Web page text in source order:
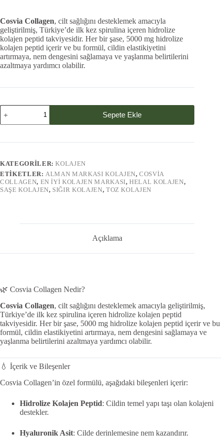
₺2.970,00.
₺2.850,00.
Cosvia Collagen, cilt sağlığını desteklemek amacıyla
geliştirilmiş, Türkiye’de ilk kez spirulina içeren hidrolize
kolajen peptid takviyesidir. Her bir şase, 5000 mg hidrolize
kolajen peptid içerir ve bu formül, cildin elastikiyetini
artırmaya, nem dengesini sağlamaya ve yaşlanma belirtilerini
azaltmaya yardımcı olabilir.
3
Paket
Cosvia
adet
Sepete Ekle
KATEGORILER:KOLAJEN
ETIKETLER: ALMAN MARKASI KOLAJEN,COSVIA
COLLAGEN, EN IYI KOLAJEN MARKASI,HELAL KOLAJEN,
SAŞE KOLAJEN, SIĞIR KOLAJEN, TOZ KOLAJEN
Açıklama
🌿 Cosvia Collagen Nedir?
Cosvia Collagen, cilt sağlığını desteklemek amacıyla geliştirilmiş,
Türkiye’de ilk kez spirulina içeren hidrolize kolajen peptid
takviyesidir. Her bir şase, 5000 mg hidrolize kolajen peptid içerir ve bu
formül, cildin elastikiyetini artırmaya, nem dengesini sağlamaya ve
yaşlanma belirtilerini azaltmaya yardımcı olabilir.
💧 İçerik ve Bileşenler
Cosvia Collagen’in özel formülü, aşağıdaki bileşenleri içerir:
Hidrolize Kolajen Peptid: Cildin temel yapı taşı olan kolajeni
destekler.
Hyaluronik Asit: Cilde derinlemesine nem kazandırır.